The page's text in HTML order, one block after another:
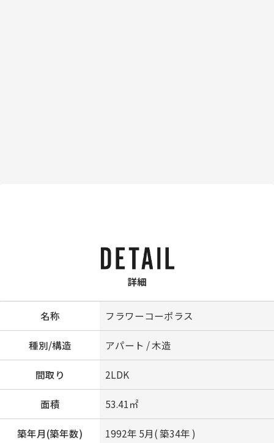
詳細
名称 フラワーコーポラス
種別/構造 アパート / 木造
間取り 2LDK
面積 53.41㎡
築年月(築年数) 1992年 5月( 築34年 )